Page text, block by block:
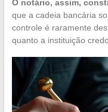
O notário, assim,
que a cadeia bancária
controle é raramente
quanto a instituição